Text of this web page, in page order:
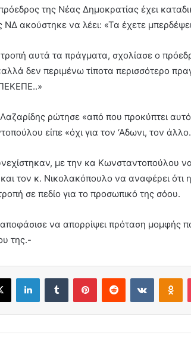
της Νέας Δημοκρατίας έχει
ΝΔ ακούστηκε να λέει: «Τα έχετε
αυτά τα πράγματα, σχολίασε ο
δεν περιμένω τίποτα περισσότερο
ρώτησε «από που προκύπτει
είπε «όχι για τον ‘Αδωνι, τον
με την κα Κωνσταντοπούλου
και τον κ. Νικολακόπουλο να αναφέρει
σε πεδίο για το προσωπικό της σόου.
αποφάσισε να απορρίψει πρόταση μομφής
της.-
X LinkedInTumblr PinterestReddit VKontakte